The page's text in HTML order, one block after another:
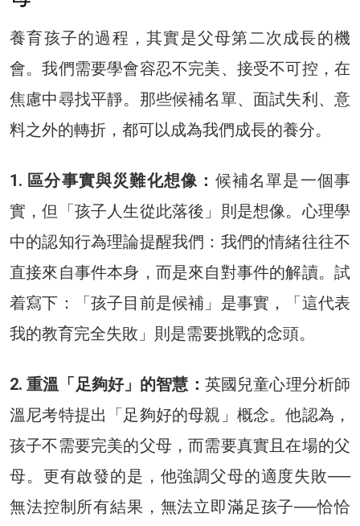
養育孩子的過程，其實是父母第二次成長的機
會。我們需要學會容忍不完美、接受不可控，在
焦慮中尋找平靜。那些候補名單、面試失利、意
料之外的轉折，都可以成為我們成長的養分。
1. 區分事實與災難化想像： 候補名單是一個事
實，但「孩子人生從此落後」則是想像。心理學
中的認知行為理論提醒我們：我們的情緒往往不
直接來自事件本身，而是來自對事件的解讀。試
着寫下：「孩子目前是候補」是事實，「這代表
我的教育完全失敗」則是需要挑戰的念頭。
2. 重溫「足夠好」的智慧： 英國兒童心理分析師
溫尼考特提出「足夠好的母親」概念。他認為，
孩子不需要完美的父母，而需要真實且在場的父
母。更有啟發的是，他強調父母的適度失敗──
無法控制所有結果，無法立即滿足孩子──恰恰